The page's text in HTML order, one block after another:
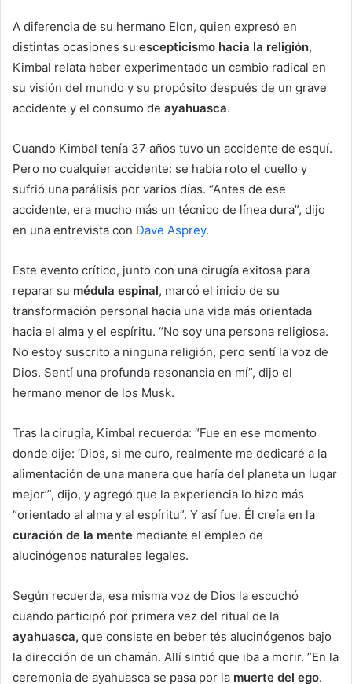
A diferencia de su hermano Elon, quien expresó en
distintas ocasiones su escepticismo hacia la religión,
Kimbal relata haber experimentado un cambio radical en
su visión del mundo y su propósito después de un grave
accidente y el consumo de ayahuasca.
Cuando Kimbal tenía 37 años tuvo un accidente de esquí.
Pero no cualquier accidente: se había roto el cuello y
sufrió una parálisis por varios días. “Antes de ese
accidente, era mucho más un técnico de línea dura”, dijo
en una entrevista con Dave Asprey.
Este evento crítico, junto con una cirugía exitosa para
reparar su médula espinal, marcó el inicio de su
transformación personal hacia una vida más orientada
hacia el alma y el espíritu. “No soy una persona religiosa.
No estoy suscrito a ninguna religión, pero sentí la voz de
Dios. Sentí una profunda resonancia en mí”, dijo el
hermano menor de los Musk.
Tras la cirugía, Kimbal recuerda: “Fue en ese momento
donde dije: ‘Dios, si me curo, realmente me dedicaré a la
alimentación de una manera que haría del planeta un lugar
mejor’”, dijo, y agregó que la experiencia lo hizo más
“orientado al alma y al espíritu”. Y así fue. Él creía en la
curación de la mente mediante el empleo de
alucinógenos naturales legales.
Según recuerda, esa misma voz de Dios la escuchó
cuando participó por primera vez del ritual de la
ayahuasca, que consiste en beber tés alucinógenos bajo
la dirección de un chamán. Allí sintió que iba a morir. ”En la
ceremonia de ayahuasca se pasa por la muerte del ego.